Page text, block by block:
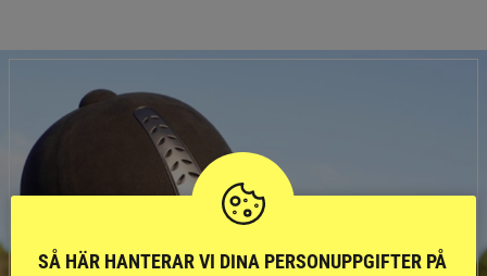
SÅ HÄR HANTERAR VI DINA PERSONUPPGIFTER PÅ